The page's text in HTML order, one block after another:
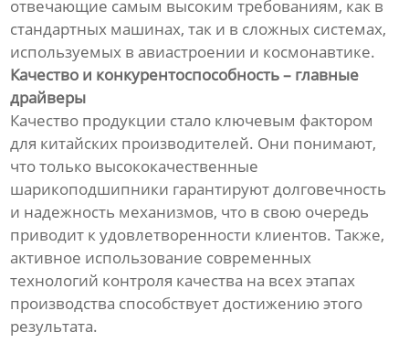
отвечающие самым высоким требованиям, как в
стандартных машинах, так и в сложных системах,
используемых в авиастроении и космонавтике.
Качество и конкурентоспособность – главные
драйверы
Качество продукции стало ключевым фактором
для китайских производителей. Они понимают,
что только высококачественные
шарикоподшипники гарантируют долговечность
и надежность механизмов, что в свою очередь
приводит к удовлетворенности клиентов. Также,
активное использование современных
технологий контроля качества на всех этапах
производства способствует достижению этого
результата.